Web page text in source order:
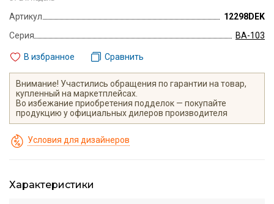
Артикул
12298DEK
Серия
ВА-103
В избранное Сравнить
Внимание! Участились обращения по гарантии на товар,
купленный на маркетплейсах.
Во избежание приобретения подделок — покупайте
продукцию у официальных дилеров производителя
Условия для дизайнеров
Характеристики